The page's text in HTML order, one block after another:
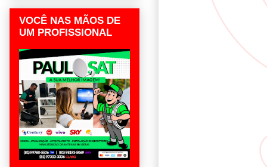
VOCÊ NAS MÃOS DE
UM PROFISSIONAL